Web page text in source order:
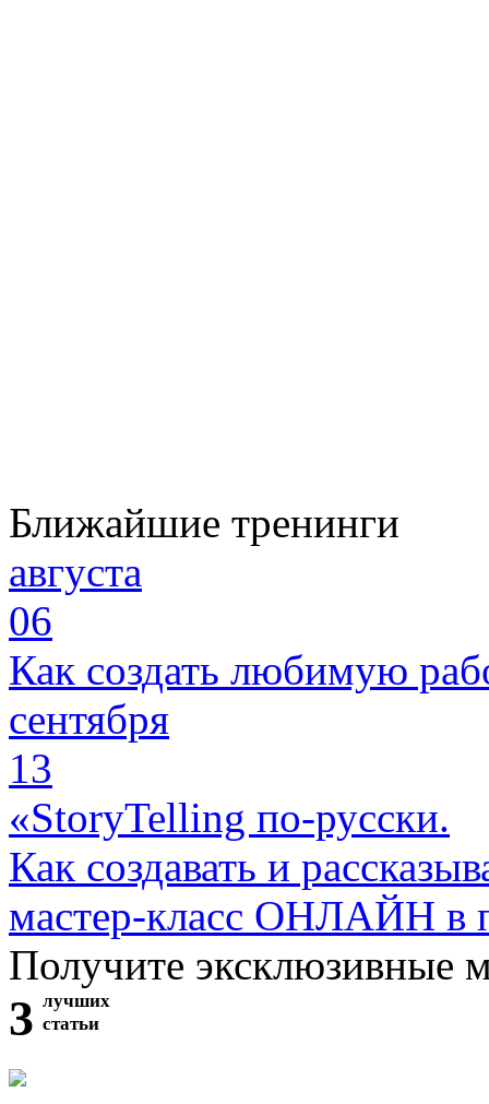
Ближайшие тренинги
августа
06
Как создать любимую
сентября
13
«StoryTelling по-русски.
Как создавать и
мастер-класс ОНЛАЙН в
Получите эксклюзивные
3 лучших
статьи